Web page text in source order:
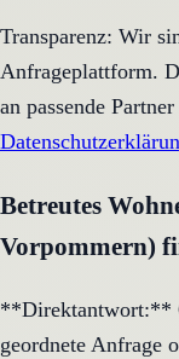
Transparenz: Wir
Anfrageplattform.
an passende
Betreutes
Vorpommern)
**Direktantwort:**
geordnete Anfrage